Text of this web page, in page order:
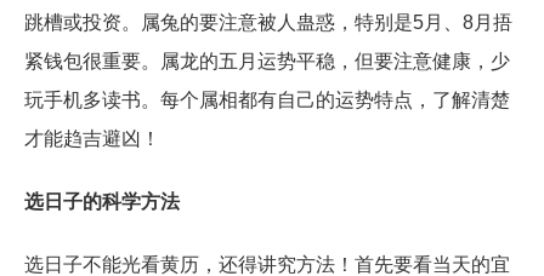
跳槽或投资。属兔的要注意被人蛊惑，特别是5月、8月捂
紧钱包很重要。属龙的五月运势平稳，但要注意健康，少
玩手机多读书。每个属相都有自己的运势特点，了解清楚
才能趋吉避凶！
选日子的科学方法
选日子不能光看黄历，还得讲究方法！首先要看当天的宜